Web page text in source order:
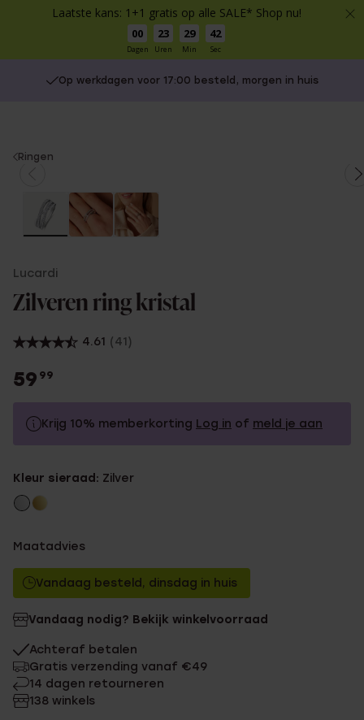
Laatste kans: 1+1 gratis op alle SALE* Shop nu!
00
Dagen
23
Uren
29
Min
42
Sec
Op werkdagen voor 17:00 besteld, morgen in huis
You
Ringen
Lucardi
Zilveren ring kristal
4.61 (41)
59 99
Krijg 10% memberkorting Log in of meld je aan
Zonder memberkorting
Kleur sieraad: Zilver
Maatadvies
Vandaag besteld, dinsdag in huis
Vandaag nodig? Bekijk winkelvoorraad
Achteraf betalen
Gratis verzending vanaf €49
14 dagen retourneren
138 winkels